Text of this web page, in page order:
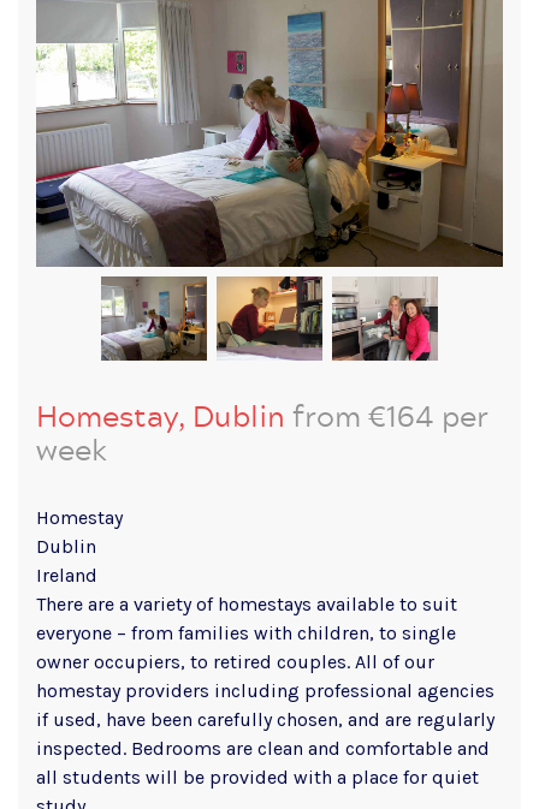
Homestay, Dublin from €164 per
week
Homestay
Dublin
Ireland
There are a variety of homestays available to suit
everyone – from families with children, to single
owner occupiers, to retired couples. All of our
homestay providers including professional agencies
if used, have been carefully chosen, and are regularly
inspected. Bedrooms are clean and comfortable and
all students will be provided with a place for quiet